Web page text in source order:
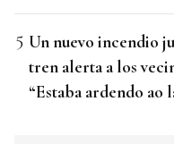
Un nuevo incendio
tren alerta a los
“Estaba ardendo ao